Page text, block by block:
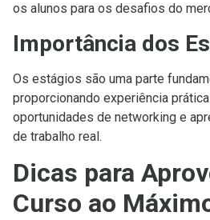
os alunos para os desafios do
Importância dos
Os estágios são uma parte
proporcionando experiência
oportunidades de networking e
de trabalho real.
Dicas para
Curso ao